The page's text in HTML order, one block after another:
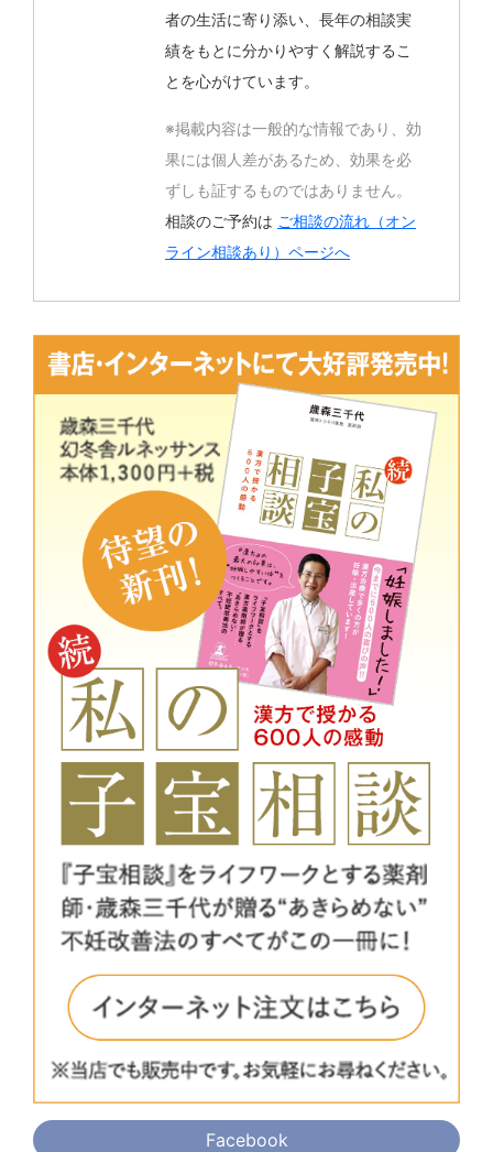
者の生活に寄り添い、長年の相談実
績をもとに分かりやすく解説するこ
とを心がけています。
※掲載内容は一般的な情報であり、効
果には個人差があるため、効果を必
ずしも証するものではありません。
相談のご予約は ご相談の流れ（オン
ライン相談あり）ページへ
Facebook